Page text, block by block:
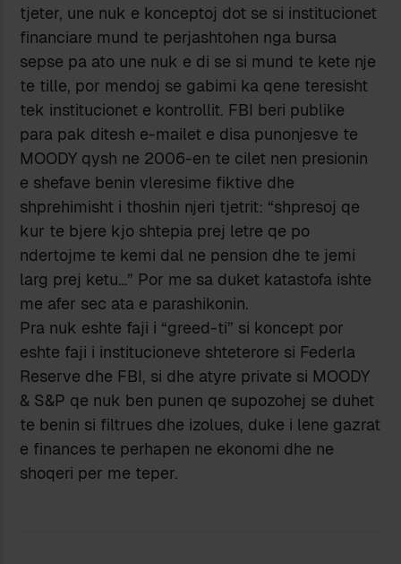
tjeter, une nuk e konceptoj dot se si institucionet
financiare mund te perjashtohen nga bursa
sepse pa ato une nuk e di se si mund te kete nje
te tille, por mendoj se gabimi ka qene teresisht
tek institucionet e kontrollit. FBI beri publike
para pak ditesh e-mailet e disa punonjesve te
MOODY qysh ne 2006-en te cilet nen presionin
e shefave benin vleresime fiktive dhe
shprehimisht i thoshin njeri tjetrit: “shpresoj qe
kur te bjere kjo shtepia prej letre qe po
ndertojme te kemi dal ne pension dhe te jemi
larg prej ketu…” Por me sa duket katastofa ishte
me afer sec ata e parashikonin.
Pra nuk eshte faji i “greed-ti” si koncept por
eshte faji i institucioneve shteterore si Federla
Reserve dhe FBI, si dhe atyre private si MOODY
& S&P qe nuk ben punen qe supozohej se duhet
te benin si filtrues dhe izolues, duke i lene gazrat
e finances te perhapen ne ekonomi dhe ne
shoqeri per me teper.